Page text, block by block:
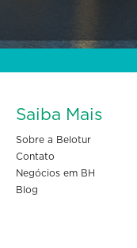
Saiba Mais
Sobre a Belotur
Contato
Negócios em BH
Blog